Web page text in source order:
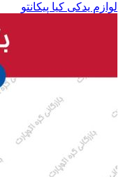
لوازم یدکی کیا پیکانتو